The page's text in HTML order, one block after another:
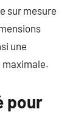
sur mesure
une
pour